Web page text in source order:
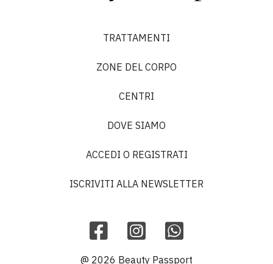
TRATTAMENTI
ZONE DEL CORPO
CENTRI
DOVE SIAMO
ACCEDI O REGISTRATI
ISCRIVITI ALLA NEWSLETTER
@ 2026 Beauty Passport